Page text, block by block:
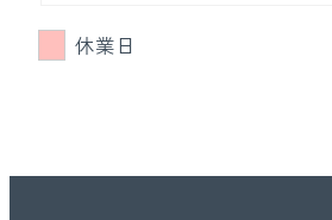
休業日